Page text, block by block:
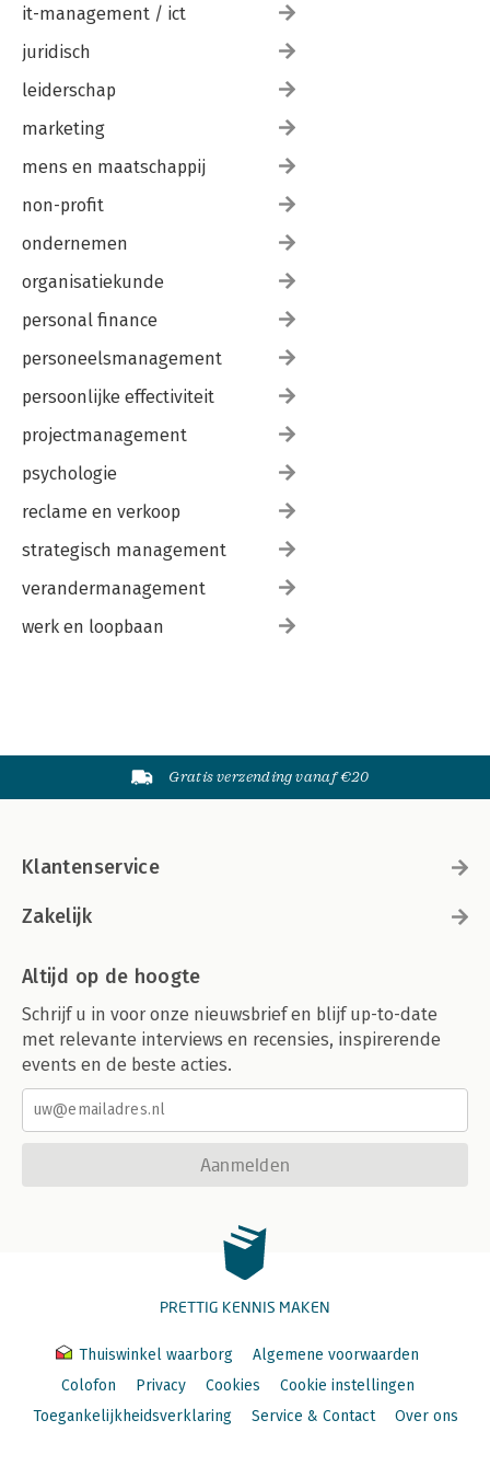
it-management / ict
juridisch
leiderschap
marketing
mens en maatschappij
non-profit
ondernemen
organisatiekunde
personal finance
personeelsmanagement
persoonlijke effectiviteit
projectmanagement
psychologie
reclame en verkoop
strategisch management
verandermanagement
werk en loopbaan
Gratis verzending vanaf €20
Klantenservice
Zakelijk
Altijd op de hoogte
Schrijf u in voor onze nieuwsbrief en blijf up-to-date
met relevante interviews en recensies, inspirerende
events en de beste acties.
Aanmelden
PRETTIG KENNIS MAKEN
Thuiswinkel waarborg
Algemene voorwaarden
Colofon
Privacy Cookies
Cookie instellingen
Toegankelijkheidsverklaring
Service & Contact Over ons